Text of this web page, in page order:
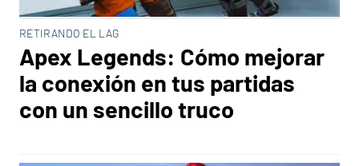
RETIRANDO EL LAG
Apex Legends: Cómo mejorar
la conexión en tus partidas
con un sencillo truco